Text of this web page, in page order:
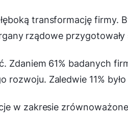
transformację firmy.
rządowe
Zdaniem 61% badanych
Zaledwie 11%
w zakresie